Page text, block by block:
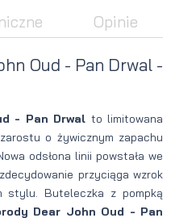
Opinie
Oud - Pan Drwal -
- Pan Drwal to limitowana
o żywicznym zapachu
odsłona linii powstała we
przyciąga wzrok
stylu. Buteleczka z pompką
Dear John Oud - Pan